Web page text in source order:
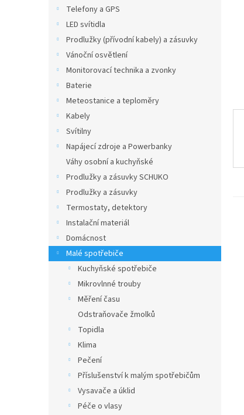
Telefony a GPS
LED svítidla
Prodlužky (přívodní kabely) a zásuvky
Vánoční osvětlení
Monitorovací technika a zvonky
Baterie
Meteostanice a teploměry
Kabely
Svítilny
Napájecí zdroje a Powerbanky
Váhy osobní a kuchyňské
Prodlužky a zásuvky SCHUKO
Prodlužky a zásuvky
Termostaty, detektory
Instalační materiál
Domácnost
Malé spotřebiče
Kuchyňské spotřebiče
Mikrovlnné trouby
Měření času
Odstraňovače žmolků
Topidla
Klima
Pečení
Příslušenství k malým spotřebičům
Vysavače a úklid
Péče o vlasy